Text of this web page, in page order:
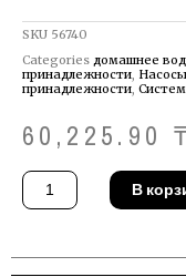
SKU 56740
Categories домашнее
принадлежности,
принадлежности,
60,225.90 ₸
Количество
товара
Насос
В